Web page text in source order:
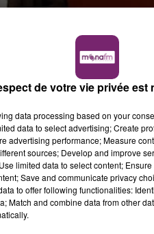
10 mars sur TF1, la série
prochain. C'est le film
de confinement,
pour découvrir
de votre vie privée est
data processing based on your
data to select advertising; Create
advertising performance; Measure
sources; Develop and improve
limited data to select content;
Save and communicate privacy
to offer following functionalities:
Match and combine data from other